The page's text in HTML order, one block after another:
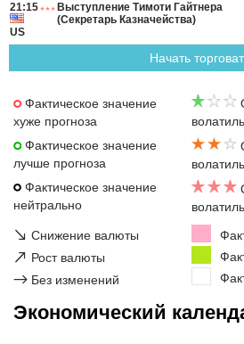
21:15
US
Выступление Тимоти Гайтнера
(Секретарь Казначейства)
Начать
Фактическое значение
хуже прогноза
Фактическое значение
лучше прогноза
Фактическое значение
нейтрально
↘ Снижение валюты
↗ Рост валюты
→ Без изменений
Экономический